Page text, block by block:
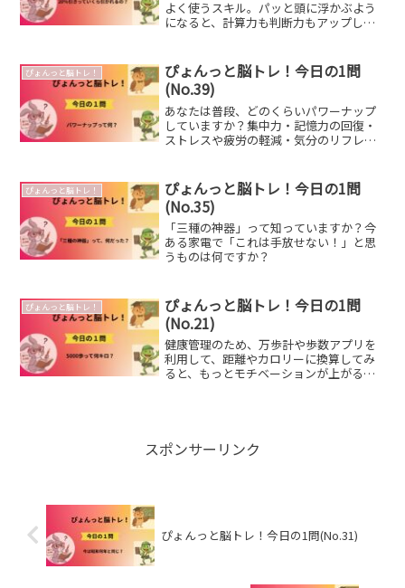
よく使うスキル。パッと頭に浮かぶよう
になると、計算力も判断力もアップしま
ぴょんっと脳トレ！
ぴょんっと脳トレ！今日の1問
(No.39)
あなたは普段、どのくらいパワーナップ
していますか？集中力・記憶力の回復・
ストレスや疲労の軽減・気分のリフレッ
ぴょんっと脳トレ！
ぴょんっと脳トレ！今日の1問
(No.35)
「三種の神器」って知っていますか？今
ある家電で「これは手放せない！」と思
うものは何ですか？
ぴょんっと脳トレ！
ぴょんっと脳トレ！今日の1問
(No.21)
健康管理のため、万歩計や歩数アプリを
利用して、距離やカロリーに換算してみ
ると、もっとモチベーションが上がるか
スポンサーリンク
ぴょんっと脳トレ！今日の1問(No.31)